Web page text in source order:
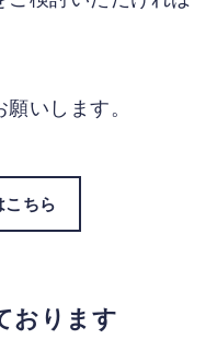
いします。
こちら
おります